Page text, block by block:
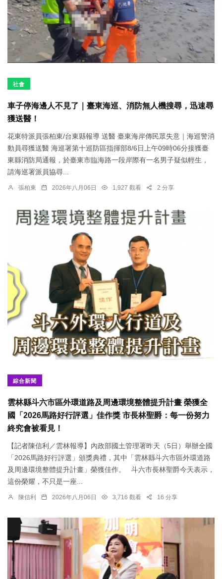
社會
車子停海邊人不見了｜臺東海巡、消防無人機搜尋，迅速尋
獲送醫！
花東特派員張柏東/台東縣報導 送醫 臺東海岸傳民眾失意｜海巡警消
動員尋獲送醫 海巡署第十巡防區指揮部8/6日上午09時06分接獲臺
東縣消防局通報，於臺東市臨海路一段岸際有一名男子疑似輕生，
請海巡署派員協尋...
張柏東 2026年八月06日 1,927 觀看 2 分享
綜合新聞
雲林縣斗六市區外環道路及周邊環境整體提升計畫 榮獲全
國「2026馬路好行評選」佳作獎 市長林聖爵：每一份努力
終究會被看見！
【記者陳信利／雲林報導】內政部國土管理署昨天（5日）舉辦全國
「2026馬路好行評選」頒獎典禮，其中「雲林縣斗六市區外環道路
及周邊環境整體提升計畫」榮獲佳作。 斗六市長林聖爵今天表示，
這份榮耀，不只是一座...
陳信利 2026年八月06日 3,716 觀看 16 分享